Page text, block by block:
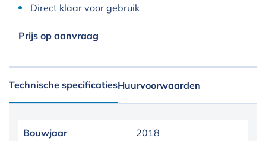
Direct klaar voor gebruik
Prijs op aanvraag
Technische specificatiesHuurvoorwaarden
Bouwjaar 2018